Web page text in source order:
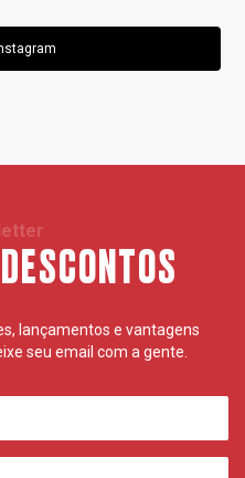
lançamentos e vantagens
seu email com a gente.